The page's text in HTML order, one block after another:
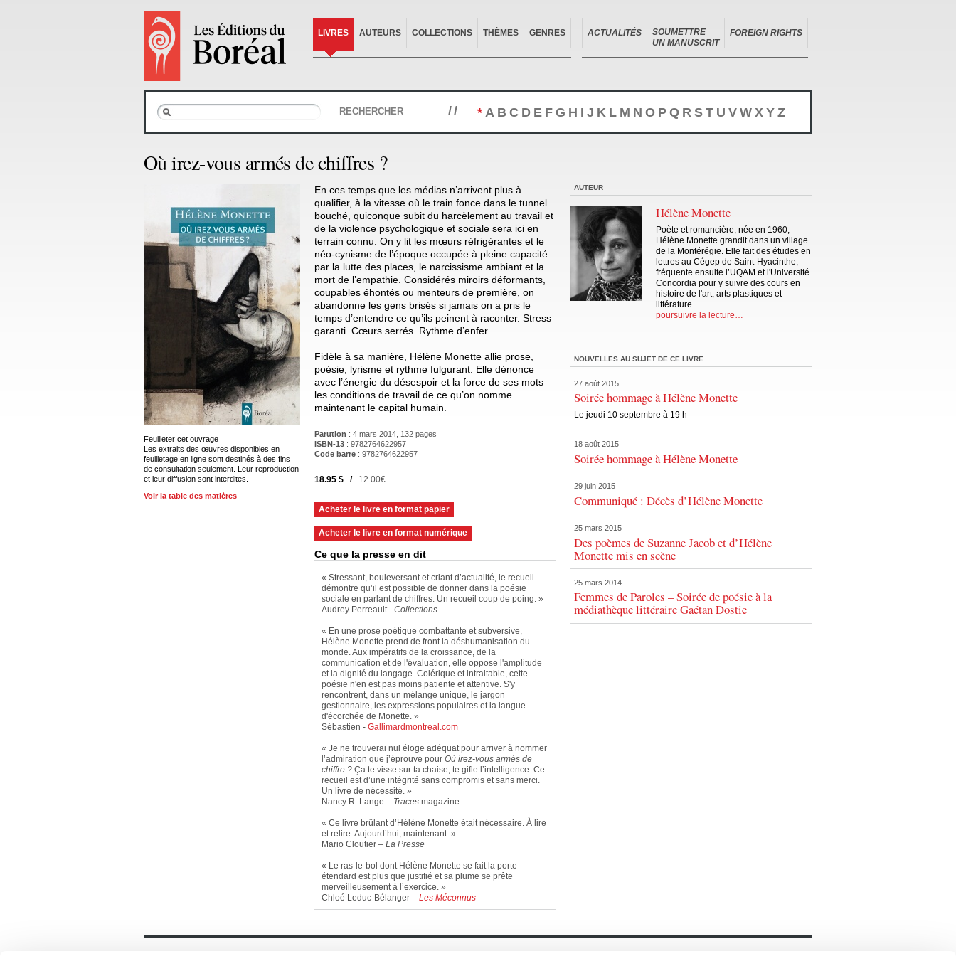
LIVRES AUTEURS COLLECTIONS THÈMES GENRES ACTUALITÉS
SOUMETTRE
UN MANUSCRIT
FOREIGN RIGHTS
RECHERCHER // * A B C D E F G H I J K L M N O P Q R S T U V W X Y Z
Où irez-vous armés de chiffres ?
Feuilleter cet ouvrage
Les extraits des œuvres disponibles en
feuilletage en ligne sont destinés à des fins
de consultation seulement. Leur reproduction
et leur diffusion sont interdites.
Voir la table des matières
En ces temps que les médias n’arrivent plus à
qualifier, à la vitesse où le train fonce dans le tunnel
bouché, quiconque subit du harcèlement au travail et
de la violence psychologique et sociale sera ici en
terrain connu. On y lit les mœurs réfrigérantes et le
néo-cynisme de l’époque occupée à pleine capacité
par la lutte des places, le narcissisme ambiant et la
mort de l’empathie. Considérés miroirs déformants,
coupables éhontés ou menteurs de première, on
abandonne les gens brisés si jamais on a pris le
temps d’entendre ce qu’ils peinent à raconter. Stress
garanti. Cœurs serrés. Rythme d’enfer.
Fidèle à sa manière, Hélène Monette allie prose,
poésie, lyrisme et rythme fulgurant. Elle dénonce
avec l’énergie du désespoir et la force de ses mots
les conditions de travail de ce qu’on nomme
maintenant le capital humain.
Parution : 4 mars 2014, 132 pages
ISBN-13 : 9782764622957
Code barre : 9782764622957
18.95 $ /12.00€
Acheter le livre en format papier
Acheter le livre en format numérique
Ce que la presse en dit
« Stressant, bouleversant et criant d’actualité, le recueil
démontre qu’il est possible de donner dans la poésie
sociale en parlant de chiffres. Un recueil coup de poing. »
Audrey Perreault - Collections
« En une prose poétique combattante et subversive,
Hélène Monette prend de front la déshumanisation du
monde. Aux impératifs de la croissance, de la
communication et de l'évaluation, elle oppose l'amplitude
et la dignité du langage. Colérique et intraitable, cette
poésie n'en est pas moins patiente et attentive. S'y
rencontrent, dans un mélange unique, le jargon
gestionnaire, les expressions populaires et la langue
d'écorchée de Monette. »
Sébastien - Gallimardmontreal.com
« Je ne trouverai nul éloge adéquat pour arriver à nommer
l’admiration que j’éprouve pour Où irez-vous armés de
chiffre ? Ça te visse sur ta chaise, te gifle l’intelligence. Ce
recueil est d’une intégrité sans compromis et sans merci.
Un livre de nécessité. »
Nancy R. Lange – Traces magazine
« Ce livre brûlant d’Hélène Monette était nécessaire. À lire
et relire. Aujourd’hui, maintenant. »
Mario Cloutier – La Presse
« Le ras-le-bol dont Hélène Monette se fait la porte-
étendard est plus que justifié et sa plume se prête
merveilleusement à l’exercice. »
Chloé Leduc-Bélanger – Les Méconnus
AUTEUR
Hélène Monette
Poète et romancière, née en 1960,
Hélène Monette grandit dans un village
de la Montérégie. Elle fait des études en
lettres au Cégep de Saint-Hyacinthe,
fréquente ensuite l’UQAM et l'Université
Concordia pour y suivre des cours en
histoire de l'art, arts plastiques et
littérature.
poursuivre la lecture…
NOUVELLES AU SUJET DE CE LIVRE
27 août 2015
Soirée hommage à Hélène Monette
Le jeudi 10 septembre à 19 h
18 août 2015
Soirée hommage à Hélène Monette
29 juin 2015
Communiqué : Décès d’Hélène Monette
25 mars 2015
Des poèmes de Suzanne Jacob et d’Hélène
Monette mis en scène
25 mars 2014
Femmes de Paroles – Soirée de poésie à la
médiathèque littéraire Gaétan Dostie